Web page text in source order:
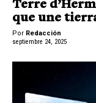
Terre
que une
Por Redacción
septiembre 24, 2025